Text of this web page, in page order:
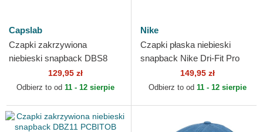
Capslab
Czapki zakrzywiona
niebieski snapback DBS8
TRUB Trunks Dragon Ball
Capslab
129,95 zł
Odbierz to od 11 - 12 sierpie
Nike
Czapki płaska niebieski
snapback Nike Dri-Fit Pro
Structured Square Bill Los
Angeles Dodgers MLB...
149,95 zł
Odbierz to od 11 - 12 sierpie